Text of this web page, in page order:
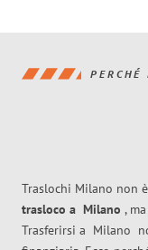
PERCHÉ
Traslochi Milano non
trasloco a Milano ,
Trasferirsi a Milano